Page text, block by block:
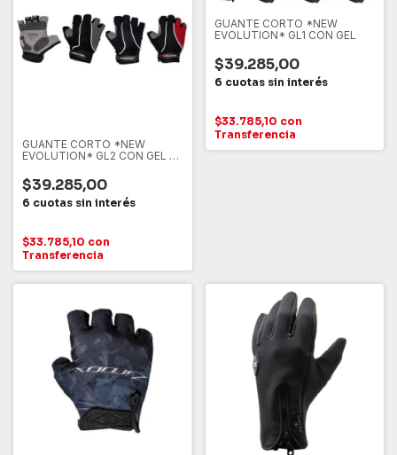
GUANTE CORTO *NEW
EVOLUTION* GL2 CON GEL Y
$39.285,00
$33.785,10 con
Transferencia
GUANTE CORTO *NEW
EVOLUTION* GL1 CON GEL
$39.285,00
$33.785,10 con
Transferencia